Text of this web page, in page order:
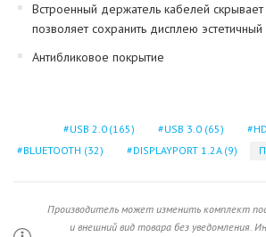
Встроенный держатель кабелей
позволяет сохранить дисплею
Антибликовое покрытие
USB 2.0 (165) USB 3.0 (65)
BLUETOOTH (32) DISPLAYPORT 1.2A (9)
Производитель может изменить комплект
и внешний вид товара без уведомления.